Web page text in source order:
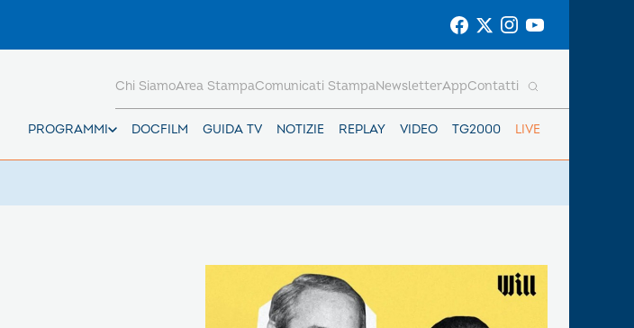
PROGRAMMI DOCFILM GUIDA TV NOTIZIE REPLAY VIDEO TG2000 LIVE
Chi SiamoArea StampaComunicati StampaNewsletterAppContatti